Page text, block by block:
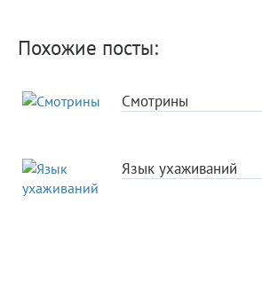
Похожие посты:
Смотрины
Язык ухаживаний